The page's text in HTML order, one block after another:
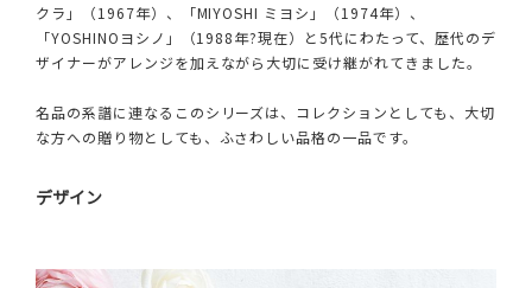
クラ」（1967年）、「MIYOSHI ミヨシ」（1974年）、
「YOSHINOヨシノ」（1988年?現在）と5代にわたって、歴代のデ
ザイナーがアレンジを加えながら大切に受け継がれてきました。
名品の系譜に連なるこのシリーズは、コレクションとしても、大切
な方への贈り物としても、ふさわしい品格の一品です。
デザイン